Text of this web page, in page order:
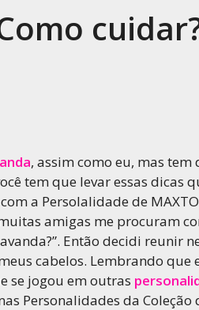
, assim como eu, mas tem
tem que levar essas dicas
a Persolalidade de
amigas me procuram
Então decidi reunir
cabelos. Lembrando que
se jogou em outras
Personalidades da Coleção